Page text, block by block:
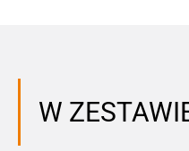
W